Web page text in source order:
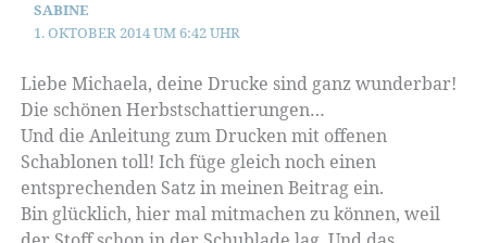
SABINE
1. OKTOBER 2014 UM 6:42 UHR
Liebe Michaela, deine Drucke sind ganz wunderbar!
Die schönen Herbstschattierungen…
Und die Anleitung zum Drucken mit offenen
Schablonen toll! Ich füge gleich noch einen
entsprechenden Satz in meinen Beitrag ein.
Bin glücklich, hier mal mitmachen zu können, weil